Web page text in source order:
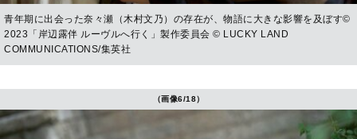
青年期に出会った奈々瀬（木村文乃）の存在が、物語に大きな影響を及ぼす©
2023「岸辺露伴 ルーヴルへ行く」製作委員会 © LUCKY LAND
COMMUNICATIONS/集英社
（画像6/18）